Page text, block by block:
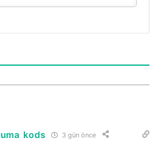
kods 3 gün önce